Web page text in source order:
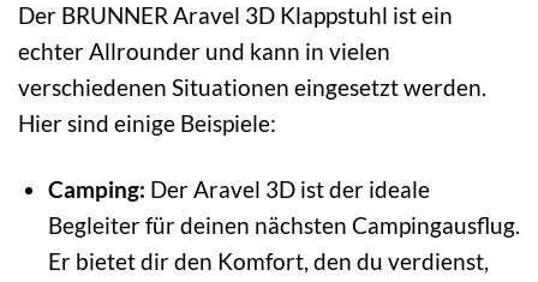
Der BRUNNER Aravel 3D Klappstuhl ist ein
echter Allrounder und kann in vielen
verschiedenen Situationen eingesetzt werden.
Hier sind einige Beispiele:
Camping: Der Aravel 3D ist der ideale
Begleiter für deinen nächsten Campingausflug.
Er bietet dir den Komfort, den du verdienst,